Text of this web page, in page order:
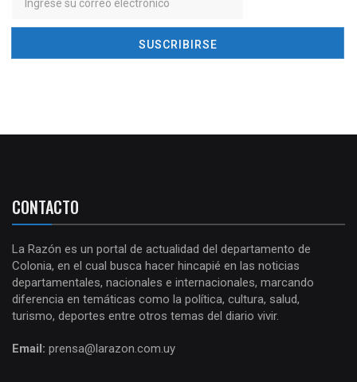
CONTACTO
La Razón es un portal de actualidad del departamento de
Colonia, en el cual busca hacer hincapié en las noticias
departamentales, nacionales e internacionales, marcando
diferencia en temáticas como la política, cultura, salud,
turismo, deportes entre otros temas del diario vivir.
Email: prensa@larazon.com.uy